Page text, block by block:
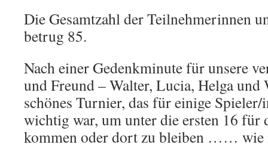
Die Gesamtzahl der Teilnehmerinnen
betrug 85.
Nach einer Gedenkminute für unsere
und Freund – Walter, Lucia, Helga
schönes Turnier, das für einige Spieler/
wichtig war, um unter die ersten 16 für
kommen oder dort zu bleiben …… wie